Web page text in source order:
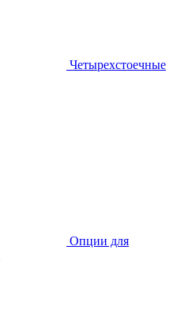
Четырехстоечные
Опции для